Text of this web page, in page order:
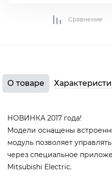
Сравнение
О товаре
НОВИНКА 2017 года!
Модели оснащены
модуль позволяет
через специальное
Mitsubishi Electric.